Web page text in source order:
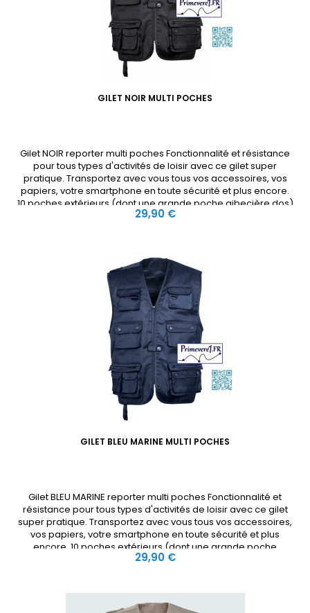
GILET NOIR MULTI POCHES
Gilet NOIR reporter multi poches Fonctionnalité et résistance
pour tous types d'activités de loisir avec ce gilet super
pratique. Transportez avec vous tous vos accessoires, vos
papiers, votre smartphone en toute sécurité et plus encore.
10 poches extérieurs (dont une grande poche gibecière dos)
et 4 poches intérieures, fermées par zip ou velcro.
Prix
29,90 €
GILET BLEU MARINE MULTI POCHES
Gilet BLEU MARINE reporter multi poches Fonctionnalité et
résistance pour tous types d'activités de loisir avec ce gilet
super pratique. Transportez avec vous tous vos accessoires,
vos papiers, votre smartphone en toute sécurité et plus
encore. 10 poches extérieurs (dont une grande poche
gibecière dos) et 4 poches intérieures, fermées par zip ou
Prix
29,90 €